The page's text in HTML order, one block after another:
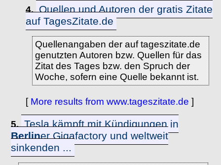
4. Quellen und Autoren der gratis Zitate
auf TagesZitate.de
Quellenangaben der auf tageszitate.de
genutzten Autoren bzw. Quellen für das
Zitat des Tages bzw. den Spruch der
Woche, sofern eine Quelle bekannt ist.
[ More results from www.tageszitate.de ]
5. Tesla kämpft mit Kündigungen in
Berliner Gigafactory und weltweit
sinkenden ...